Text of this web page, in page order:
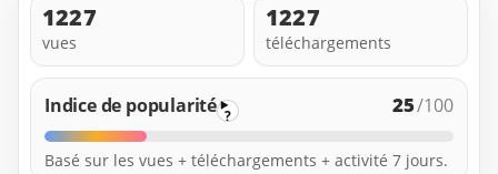
1227
vues
1227
téléchargements
Indice de popularité ? 25/100
Basé sur les vues + téléchargements + activité 7 jours.